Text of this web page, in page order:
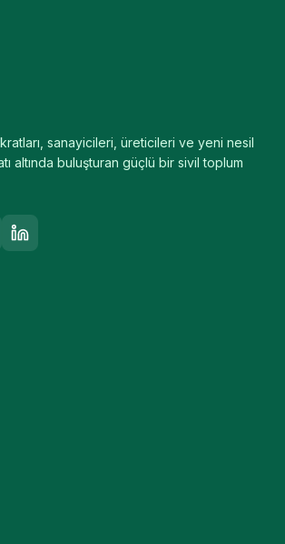
sanayicileri, üreticileri ve yeni nesil
altında buluşturan güçlü bir sivil toplum